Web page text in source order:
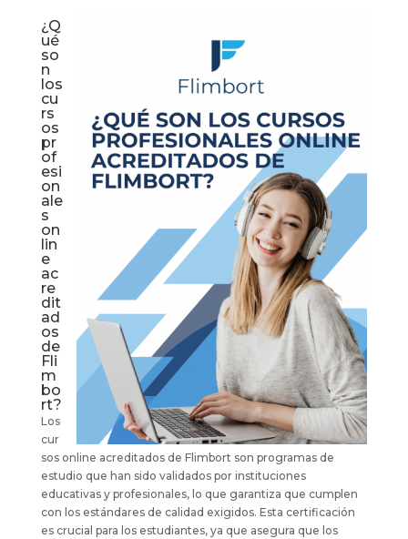
¿Q
ué
so
n
los
cu
rs
os
pr
of
esi
on
ale
s
on
lin
e
ac
re
dit
ad
os
de
Fli
m
bo
rt?
Los
cur
sos online acreditados de Flimbort son programas de
estudio que han sido validados por instituciones
educativas y profesionales, lo que garantiza que cumplen
con los estándares de calidad exigidos. Esta certificación
es crucial para los estudiantes, ya que asegura que los